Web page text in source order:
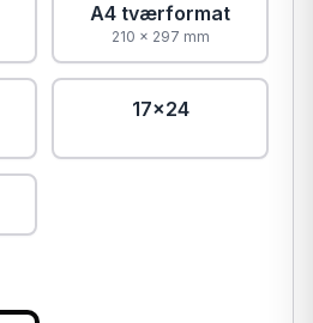
A4 tværformat
210 × 297 mm
17x24